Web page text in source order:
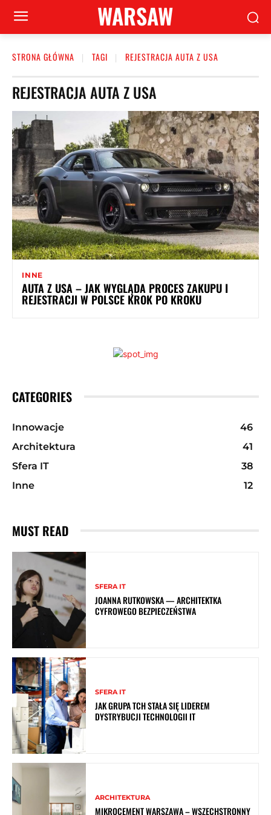
WARSAW
STRONA GŁÓWNA TAGI REJESTRACJA AUTA Z USA
REJESTRACJA AUTA Z USA
INNE
AUTA Z USA – JAK WYGLĄDA PROCES ZAKUPU I
REJESTRACJI W POLSCE KROK PO KROKU
CATEGORIES
Innowacje
46
Architektura
41
Sfera IT
38
Inne
12
MUST READ
SFERA IT
JOANNA RUTKOWSKA — ARCHITEKTKA
CYFROWEGO BEZPIECZEŃSTWA
SFERA IT
JAK GRUPA TCH STAŁA SIĘ LIDEREM
DYSTRYBUCJI TECHNOLOGII IT
ARCHITEKTURA
MIKROCEMENT WARSZAWA – WSZECHSTRONNY